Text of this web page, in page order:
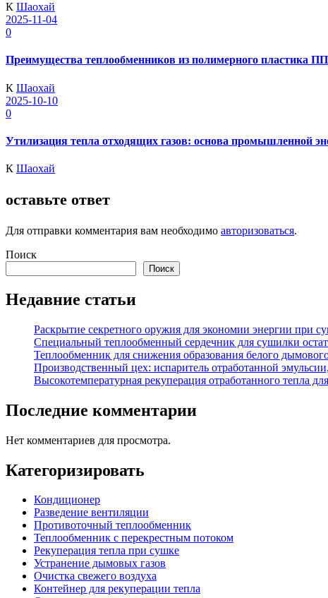
К Шаохай
2025-11-04
0
Преимущества теплообменников из полимерного пластика
К Шаохай
2025-10-10
0
Утилизация тепла отходящих газов: основа промышленной
К Шаохай
оставьте ответ
Для отправки комментария вам необходимо авторизоваться.
Поиск
Поиск
Недавние статьи
Раскрытие секретного оружия для экономии энергии при
Специальный теплообменный сердечник для сушилки
Теплообменник для снижения образования белого
Производственный цех: испаритель отработанной
Высокотемпературная рекуперация отработанного тепла
Последние комментарии
Нет комментариев для просмотра.
Категоризировать
Кондиционер
Разведение вентиляции
Противоточный теплообменник
Теплообменник с перекрестным потоком
Рекуперация тепла при сушке
Устранение дымовых газов
Очистка свежего воздуха
Контейнер для рекуперации тепла